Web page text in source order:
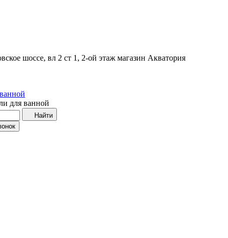
шоссе, вл 2 ст 1, 2-ой этаж магазин Акватория
для ванной
Найти